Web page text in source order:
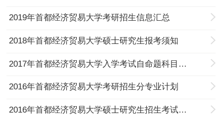
2019年首都经济贸易大学考研招生信息汇总
2018年首都经济贸易大学硕士研究生报考须知
2017年首都经济贸易大学入学考试自命题科目使用计算器情况说明
2016年首都经济贸易大学考研招生分专业计划
2016年首都经济贸易大学硕士研究生招生考试现场确认公告